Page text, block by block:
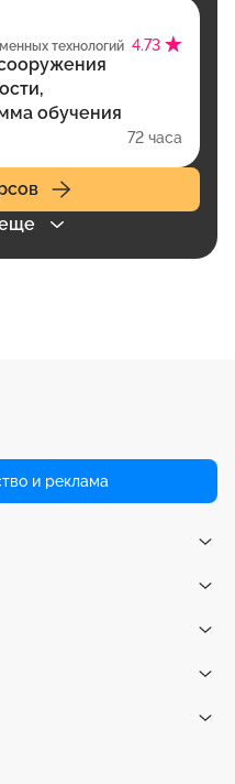
технологий 4.73
обучения
72 часа
и реклама